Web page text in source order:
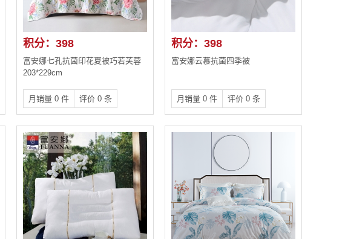
积分：398
富安娜七孔抗菌印花夏被巧若芙蓉
203*229cm
月销量 0 件 评价 0 条
积分：398
富安娜云慕抗菌四季被
月销量 0 件 评价 0 条